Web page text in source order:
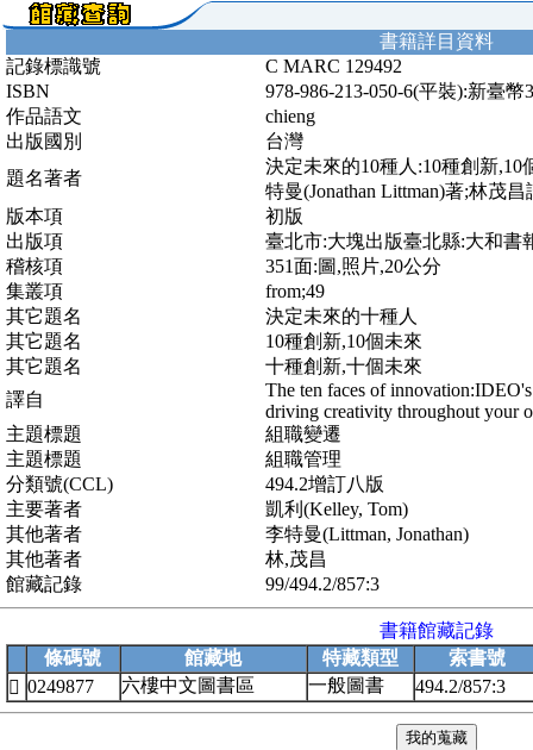
書籍詳目資料
記錄標識號
C MARC 129492
ISBN
978-986-213-050-6(平裝):新臺幣
作品語文
chieng
出版國別
台灣
題名著者
決定未來的10種人:10種創新,10
特曼(Jonathan Littman)著;林茂昌
版本項
初版
出版項
臺北市:大塊出版臺北縣:大和書
稽核項
351面:圖,照片,20公分
集叢項
from;49
其它題名
決定未來的十種人
其它題名
10種創新,10個未來
其它題名
十種創新,十個未來
譯自
The ten faces of
driving creativity throughout your
主題標題
組職變遷
主題標題
組職管理
分類號(CCL)
494.2增訂八版
主要著者
凱利(Kelley, Tom)
其他著者
李特曼(Littman, Jonathan)
其他著者
林,茂昌
館藏記錄
99/494.2/857:3
書籍館藏記錄
條碼號
館藏地 特藏類型
索書號
 0249877 六樓中文圖書區 一般圖書 494.2/857:3